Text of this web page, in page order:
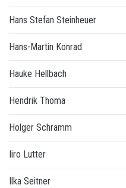
Hans Stefan Steinheuer
Hans-Martin Konrad
Hauke Hellbach
Hendrik Thoma
Holger Schramm
Iiro Lutter
Ilka Seitner